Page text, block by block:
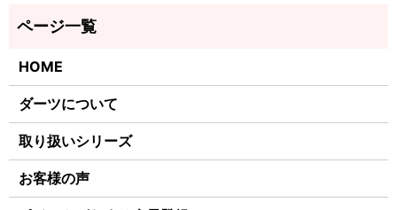
HOME
ダーツについて
取り扱いシリーズ
お客様の声